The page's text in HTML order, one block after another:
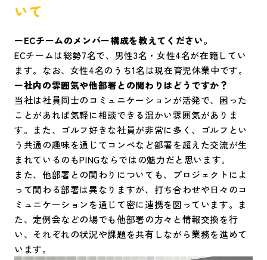
いて
ーECチームのメンバー構成を教えてください。
ECチームは総勢7名で、男性3名・女性4名が在籍してい
ます。なお、女性4名のうち1名は現在育児休業中です。
ー社内の雰囲気や他部署との関わりはどうですか？
当社は社員同士のコミュニケーションが活発で、困った
ことがあれば気軽に相談できる温かい雰囲気がありま
す。また、ゴルフ好きな社員が非常に多く、ゴルフとい
う共通の趣味を通じてコンペなど部署を超えた交流が生
まれているのもPINGならではの魅力だと思います。
また、他部署との関わりについても、プロジェクトによ
って関わる部署は異なりますが、打ち合わせや日々のコ
ミュニケーションを通じて密に連携を図っています。ま
た、定例会などの場でも他部署の方々と情報交換を行
い、それぞれの状況や課題を共有しながら業務を進めて
います。